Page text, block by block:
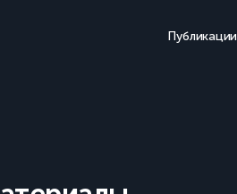
Публикации